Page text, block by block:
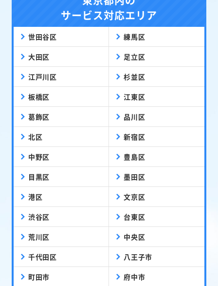
サービス対応エリア
世田谷区 練馬区
大田区 足立区
江戸川区 杉並区
板橋区 江東区
葛飾区 品川区
北区 新宿区
中野区 豊島区
目黒区 墨田区
港区 文京区
渋谷区 台東区
荒川区 中央区
千代田区 八王子市
町田市 府中市